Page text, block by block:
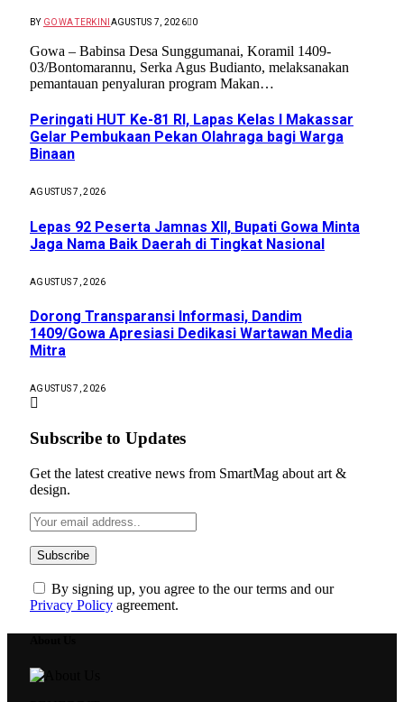
BY GOWA TERKINI AGUSTUS 7, 2026 0
Gowa – Babinsa Desa Sunggumanai, Koramil 1409-
03/Bontomarannu, Serka Agus Budianto, melaksanakan
pemantauan penyaluran program Makan…
Peringati HUT Ke-81 RI, Lapas Kelas I Makassar
Gelar Pembukaan Pekan Olahraga bagi Warga
Binaan
AGUSTUS 7, 2026
Lepas 92 Peserta Jamnas XII, Bupati Gowa Minta
Jaga Nama Baik Daerah di Tingkat Nasional
AGUSTUS 7, 2026
Dorong Transparansi Informasi, Dandim
1409/Gowa Apresiasi Dedikasi Wartawan Media
Mitra
AGUSTUS 7, 2026
Subscribe to Updates
Get the latest creative news from SmartMag about art &
design.
By signing up, you agree to the our terms and our
Privacy Policy agreement.